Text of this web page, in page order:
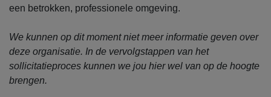
een betrokken, professionele omgeving.
We kunnen op dit moment niet meer informatie geven over
deze organisatie. In de vervolgstappen van het
sollicitatieproces kunnen we jou hier wel van op de hoogte
brengen.